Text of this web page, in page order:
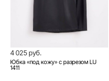
4 025 руб.
Юбка «под кожу» с разрезом LU
1411